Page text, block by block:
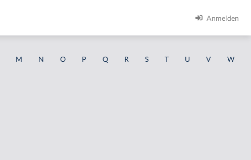
Anmelden
M N O P Q R S T U V W